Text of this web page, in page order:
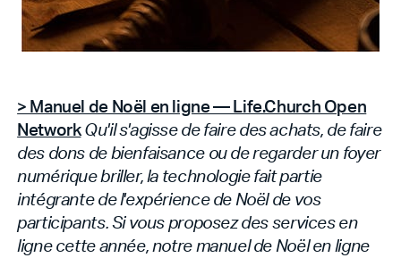
> Manuel de Noël en ligne — Life.Church Open
NetworkQu'il s'agisse de faire des achats, de faire
des dons de bienfaisance ou de regarder un foyer
numérique briller, la technologie fait partie
intégrante de l'expérience de Noël de vos
participants. Si vous proposez des services en
ligne cette année, notre manuel de Noël en ligne